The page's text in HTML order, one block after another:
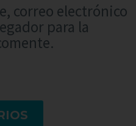
correo electrónico
para la